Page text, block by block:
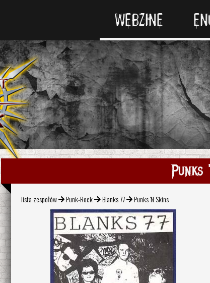
WEBZINE
Punks
lista zespołów Punk-Rock Blanks 77 Punks 'N Skins